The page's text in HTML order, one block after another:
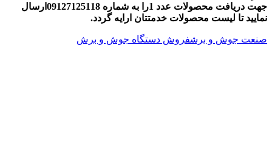
جهت دریافت محصولات عدد 1را به شماره 09127125118ارسال
نمایید تا لیست محصولات خدمتتان ارایه گردد.
صنعت جوش و برشفروش دستگاه جوش و برش